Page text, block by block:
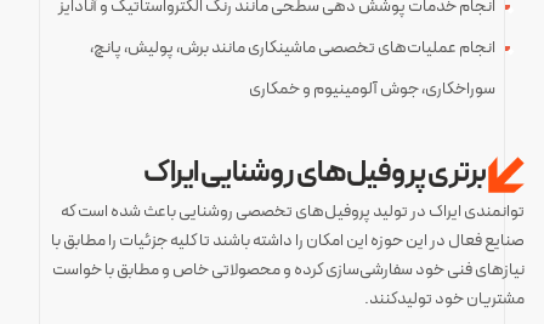
انجام خدمات پوشش دهی سطحی مانند رنگ الکترواستاتیک و آنادایز
انجام عملیات‌های تخصصی ماشینکاری مانند برش، پولیش، پانچ،
سوراخکاری، جوش آلومینیوم و خمکاری
برتری پروفیل‌های روشنایی ایراک
توانمندی ایراک در تولید پروفیل‌های تخصصی روشنایی باعث شده است که
صنایع فعال در این حوزه این امکان را داشته باشند تا کلیه جزئیات را مطابق با
نیازهای فنی خود سفارشی‌سازی کرده و محصولاتی خاص و مطابق با خواست
مشتریان خود تولیدکنند.